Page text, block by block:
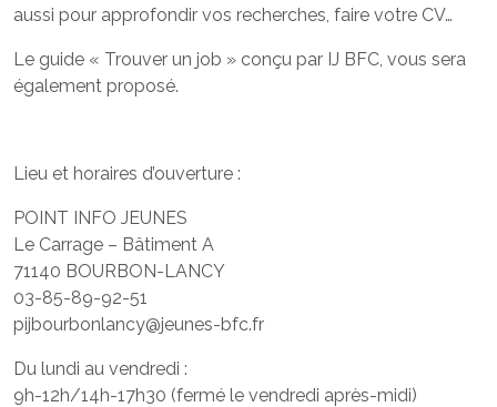
aussi pour approfondir vos recherches, faire votre CV…
Le guide « Trouver un job » conçu par IJ BFC, vous sera
également proposé.
Lieu et horaires d’ouverture :
POINT INFO JEUNES
Le Carrage – Bâtiment A
71140 BOURBON-LANCY
03-85-89-92-51
pijbourbonlancy@jeunes-bfc.fr
Du lundi au vendredi :
9h-12h/14h-17h30 (fermé le vendredi après-midi)